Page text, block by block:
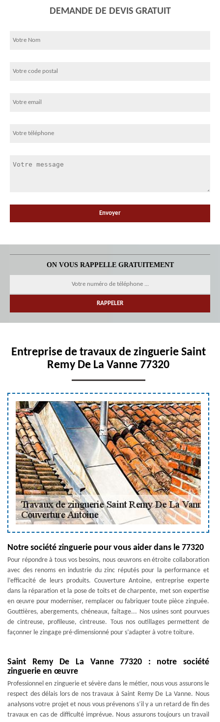
DEMANDE DE DEVIS GRATUIT
ON VOUS RAPPELLE GRATUITEMENT
Entreprise de travaux de zinguerie Saint
Remy De La Vanne 77320
Notre société zinguerie pour vous aider dans le 77320
Pour répondre à tous vos besoins, nous œuvrons en étroite collaboration
avec des renoms en industrie du zinc réputés pour la performance et
l’efficacité de leurs produits. Couverture Antoine, entreprise experte
dans la réparation et la pose de toits et de charpente, met son expertise
en œuvre pour moderniser, remplacer ou fabriquer toute pièce zinguée.
Gouttières, abergements, chéneaux, faîtage... Nos usines sont pourvues
de cintreuse, profileuse, cintreuse. Tous nos outillages permettent de
façonner le zingage pré-dimensionné pour s’adapter à votre toiture.
Saint Remy De La Vanne 77320 : notre société
zinguerie en œuvre
Professionnel en zinguerie et sévère dans le métier, nous vous assurons le
respect des délais lors de nos travaux à Saint Remy De La Vanne. Nous
analysons votre projet et nous vous prévenons s’il y a un retard de fin des
travaux en cas de difficulté imprévue. Nous assurons toujours un travail